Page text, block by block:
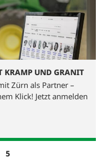
KRAMP UND GRANIT
Zürn als Partner –
Klick! Jetzt anmelden
5